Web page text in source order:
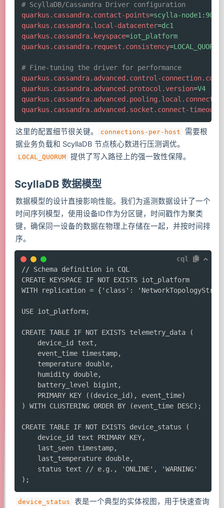
# ScyllaDB/Cassandra Driver configuration
quarkus.cassandra.contact-points=scylla-
quarkus.cassandra.local-datacenter=dc1
quarkus.cassandra.keyspace=iot_platform
quarkus.cassandra.request.consistency=LOCAL_QUORUM
# Fine-tuning the driver for performance
quarkus.cassandra.advanced.control-
quarkus.cassandra.advanced.protocol.version=V4
quarkus.cassandra.advanced.socket.connect-timeout
这里的配置细节很关键。 connections-per-host
需要根
据业务负载和 ScyllaDB 节点核心数进行压测调优。
LOCAL_QUORUM 提供了写入路径上的强一致性保障。
ScyllaDB 数据模型
数据模型的设计直接影响性能。我们为遥测数据设计了一个
时间序列模型，使用设备ID作为分区键，时间戳作为聚类
键，确保同一设备的数据在物理上存储在一起，并按时间排
序。
cql
// Schema definition in CQL
CREATE KEYSPACE IF NOT EXISTS iot_platform
WITH replication = {'class':
USE iot_platform;
CREATE TABLE IF NOT EXISTS telemetry_data (
    device_id text,
    event_time timestamp,
    temperature double,
    humidity double,
    battery_level bigint,
    PRIMARY KEY ((device_id), event_time)
) WITH CLUSTERING ORDER BY (event_time DESC);
CREATE TABLE IF NOT EXISTS device_status (
    device_id text PRIMARY KEY,
    last_seen timestamp,
    last_temperature double,
    status text // e.g., 'ONLINE', 'WARNING'
);
device_status
表是一个典型的实体视图，用于快速查询